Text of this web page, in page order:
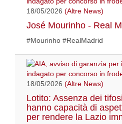
18/05/2026 (Altre News)
José Mourinho - Real
#Mourinho #RealMadrid
18/05/2026 (Altre News)
Lotito: Assenza dei
hanno capacità di
per rendere la Lazio